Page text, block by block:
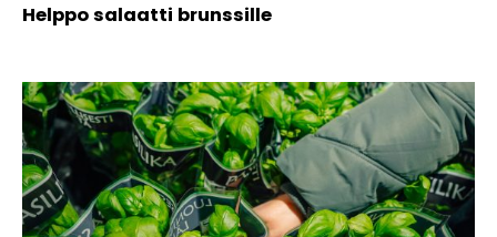
Helppo salaatti brunssille